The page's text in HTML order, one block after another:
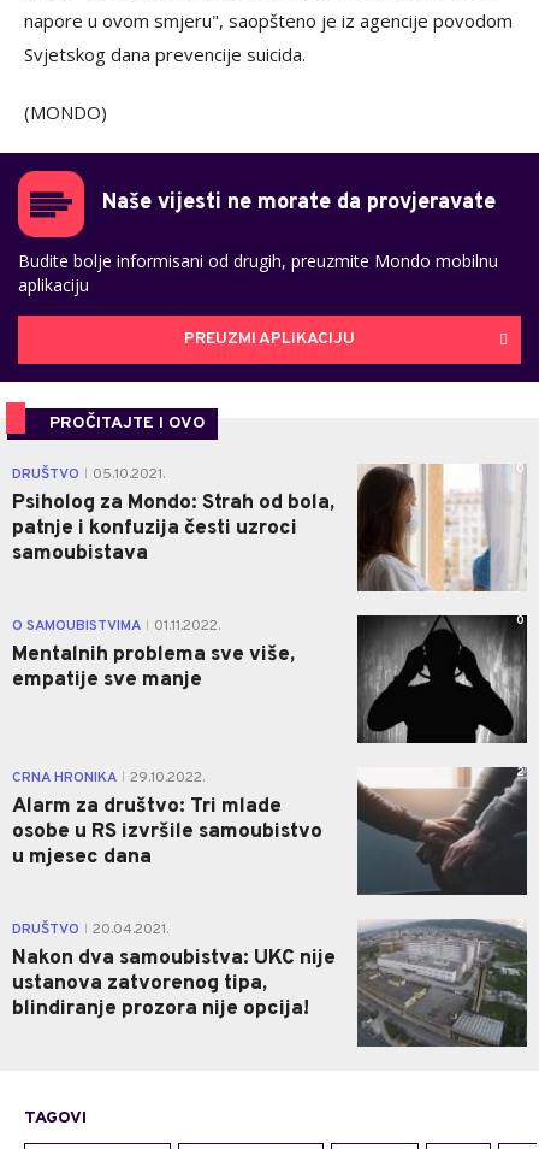
napore u ovom smjeru", saopšteno je iz agencije povodom
Svjetskog dana prevencije suicida.
(MONDO)
Naše vijesti ne morate da provjeravate
Budite bolje informisani od drugih, preuzmite Mondo mobilnu
aplikaciju
PREUZMI APLIKACIJU
PROČITAJTE I OVO
DRUŠTVO 05.10.2021.
Psiholog za Mondo: Strah od bola,
patnje i konfuzija česti uzroci
samoubistava
0
O SAMOUBISTVIMA 01.11.2022.
Mentalnih problema sve više,
empatije sve manje
0
CRNA HRONIKA 29.10.2022.
Alarm za društvo: Tri mlade
osobe u RS izvršile samoubistvo
u mjesec dana
2
DRUŠTVO 20.04.2021.
Nakon dva samoubistva: UKC nije
ustanova zatvorenog tipa,
blindiranje prozora nije opcija!
2
TAGOVI